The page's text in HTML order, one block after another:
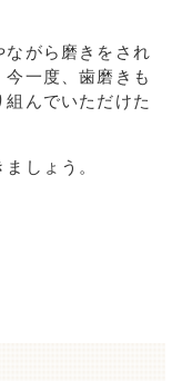
ながら磨きをされ
一度、歯磨きも
んでいただけた
しょう。